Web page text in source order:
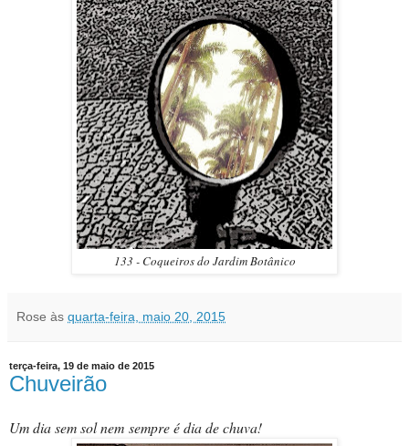
133 - Coqueiros do Jardim Botânico
Rose às quarta-feira, maio 20, 2015
terça-feira, 19 de maio de 2015
Chuveirão
Um dia sem sol nem sempre é dia de chuva!